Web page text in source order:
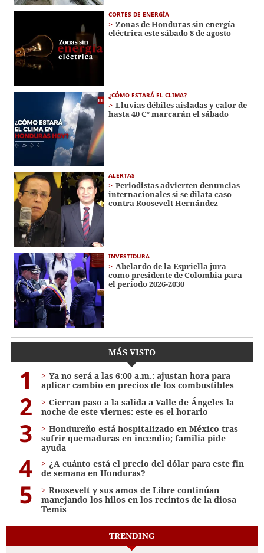
CORTES DE ENERGÍA
Zonas de Honduras sin energía
eléctrica este sábado 8 de agosto
¿CÓMO ESTARÁ EL CLIMA?
Lluvias débiles aisladas y calor de
hasta 40 C° marcarán el sábado
ALERTAS
Periodistas advierten denuncias
internacionales si se dilata caso
contra Roosevelt Hernández
INVESTIDURA
Abelardo de la Espriella jura
como presidente de Colombia para
el periodo 2026-2030
MÁS VISTO
1
Ya no será a las 6:00 a.m.: ajustan hora para
aplicar cambio en precios de los combustibles
2
Cierran paso a la salida a Valle de Ángeles la
noche de este viernes: este es el horario
3
Hondureño está hospitalizado en México tras
sufrir quemaduras en incendio; familia pide
ayuda
4
¿A cuánto está el precio del dólar para este fin
de semana en Honduras?
5
Roosevelt y sus amos de Libre continúan
manejando los hilos en los recintos de la diosa
Temis
TRENDING